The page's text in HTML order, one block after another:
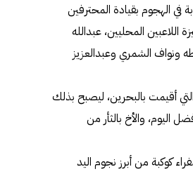
في الهجوم بقيادة المحترفين
اللاعبين المحليين، عبدالله
الشمري وعبدالعزيز
أقيمت بالبحرين، ليصبح بذلك
اليوم، والأخ بالثأر من
كوكبة من أبرز نجوم اليد